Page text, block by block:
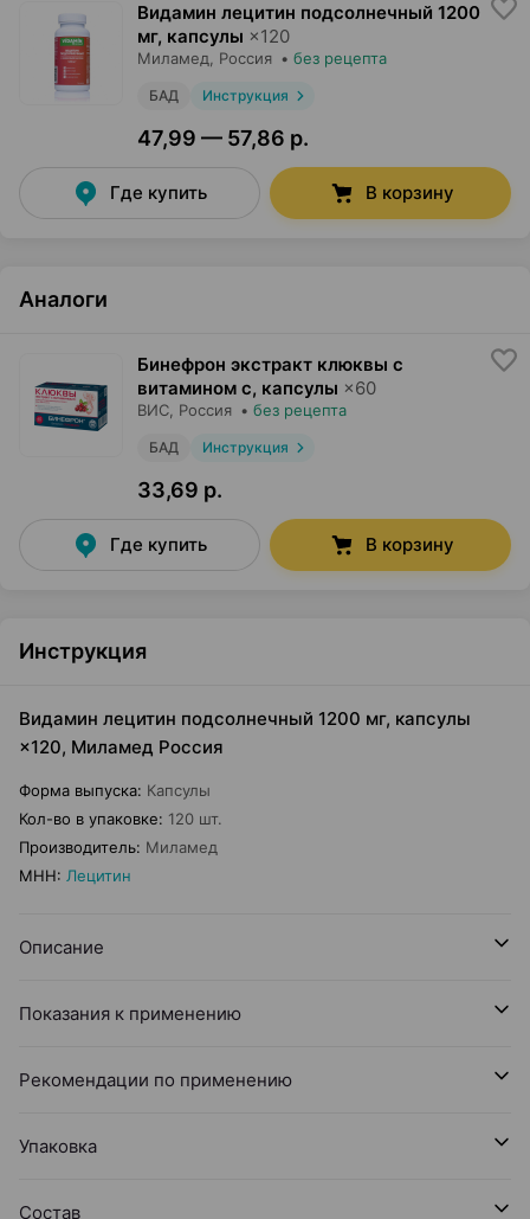
Видамин лецитин подсолнечный 1200
мг, капсулы ×120
Миламед , Россия • без рецепта
БАД Инструкция
47,99 — 57,86 р.
Где купить В корзину
Аналоги
Бинефрон экстракт клюквы с
витамином с, капсулы ×60
ВИС , Россия • без рецепта
БАД Инструкция
33,69 р.
Где купить В корзину
Инструкция
Видамин лецитин подсолнечный 1200 мг, капсулы
×120, Миламед Россия
Форма выпуска: Капсулы
Кол-во в упаковке: 120 шт.
Производитель: Миламед
МНН: Лецитин
Описание
Показания к применению
Рекомендации по применению
Упаковка
Состав